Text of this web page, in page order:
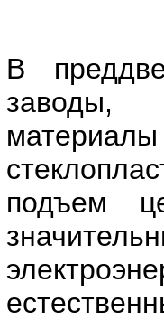
В
заводы,
подъем